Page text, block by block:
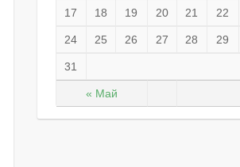
« Май
17 18 19 20 21 22
24 25 26 27 28 29
31